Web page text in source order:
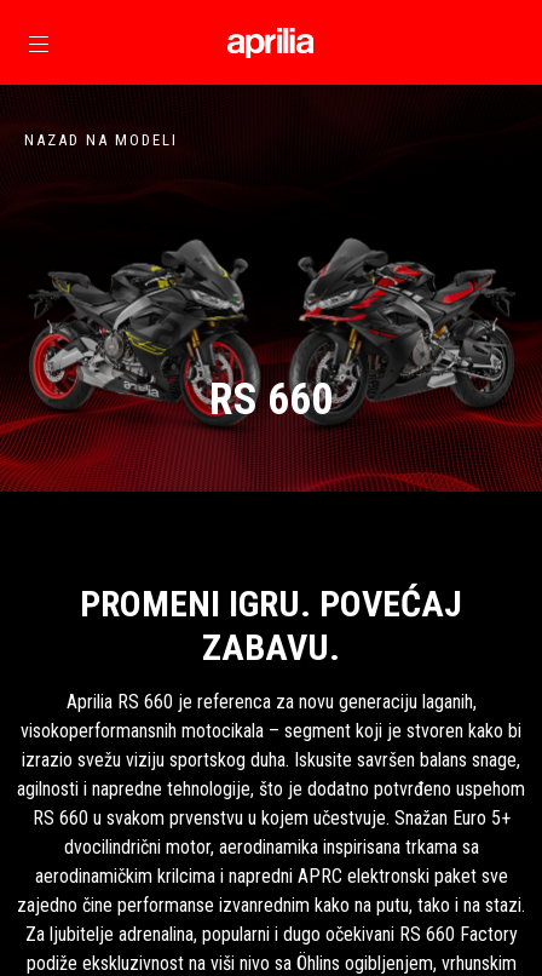
Idite na glavni sadržaj
NAZAD NA MODELI
RS 660
PROMENI IGRU. POVEĆAJ
ZABAVU.
Aprilia RS 660 je referenca za novu generaciju laganih,
visokoperformansnih motocikala – segment koji je stvoren kako bi
izrazio svežu viziju sportskog duha. Iskusite savršen balans snage,
agilnosti i napredne tehnologije, što je dodatno potvrđeno uspehom
RS 660 u svakom prvenstvu u kojem učestvuje. Snažan Euro 5+
dvocilindrični motor, aerodinamika inspirisana trkama sa
aerodinamičkim krilcima i napredni APRC elektronski paket sve
zajedno čine performanse izvanrednim kako na putu, tako i na stazi.
Za ljubitelje adrenalina, popularni i dugo očekivani RS 660 Factory
podiže ekskluzivnost na viši nivo sa Öhlins ogibljenjem, vrhunskim